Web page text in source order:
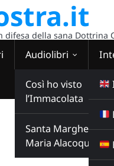
della sana Dottrina
Audiolibri
Così ho visto
l’Immacolata
Santa Margherita
Maria Alacoque